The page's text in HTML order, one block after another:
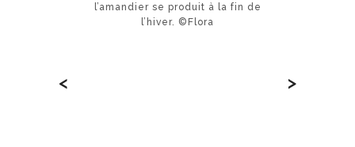
l’amandier se produit à la fin de
l’hiver. ©Flora
< >